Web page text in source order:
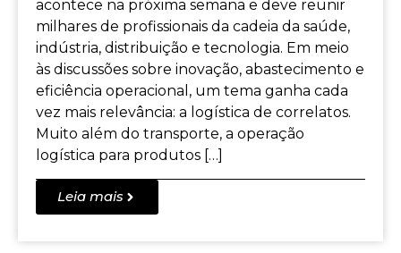
acontece na próxima semana e deve reunir
milhares de profissionais da cadeia da saúde,
indústria, distribuição e tecnologia. Em meio
às discussões sobre inovação, abastecimento e
eficiência operacional, um tema ganha cada
vez mais relevância: a logística de correlatos.
Muito além do transporte, a operação
logística para produtos […]
Leia mais